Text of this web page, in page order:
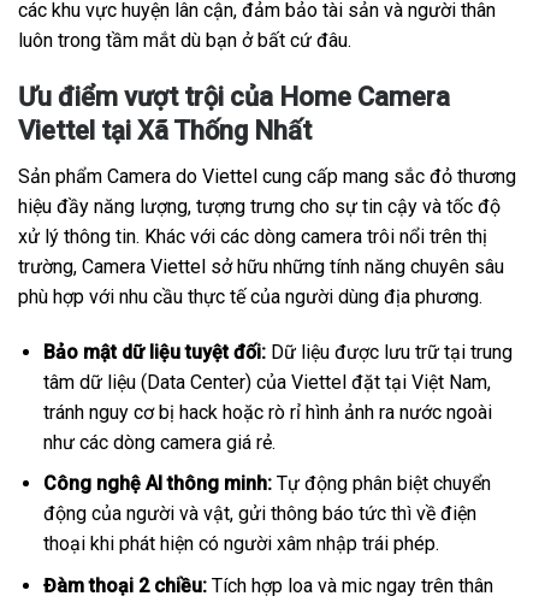
các khu vực huyện lân cận, đảm bảo tài sản và người thân
luôn trong tầm mắt dù bạn ở bất cứ đâu.
Ưu điểm vượt trội của Home Camera
Viettel tại Xã Thống Nhất
Sản phẩm Camera do Viettel cung cấp mang sắc đỏ thương
hiệu đầy năng lượng, tượng trưng cho sự tin cậy và tốc độ
xử lý thông tin. Khác với các dòng camera trôi nổi trên thị
trường, Camera Viettel sở hữu những tính năng chuyên sâu
phù hợp với nhu cầu thực tế của người dùng địa phương.
Bảo mật dữ liệu tuyệt đối:Dữ liệu được lưu trữ tại trung
tâm dữ liệu (Data Center) của Viettel đặt tại Việt Nam,
tránh nguy cơ bị hack hoặc rò rỉ hình ảnh ra nước ngoài
như các dòng camera giá rẻ.
Công nghệ AI thông minh:Tự động phân biệt chuyển
động của người và vật, gửi thông báo tức thì về điện
thoại khi phát hiện có người xâm nhập trái phép.
Đàm thoại 2 chiều:Tích hợp loa và mic ngay trên thân